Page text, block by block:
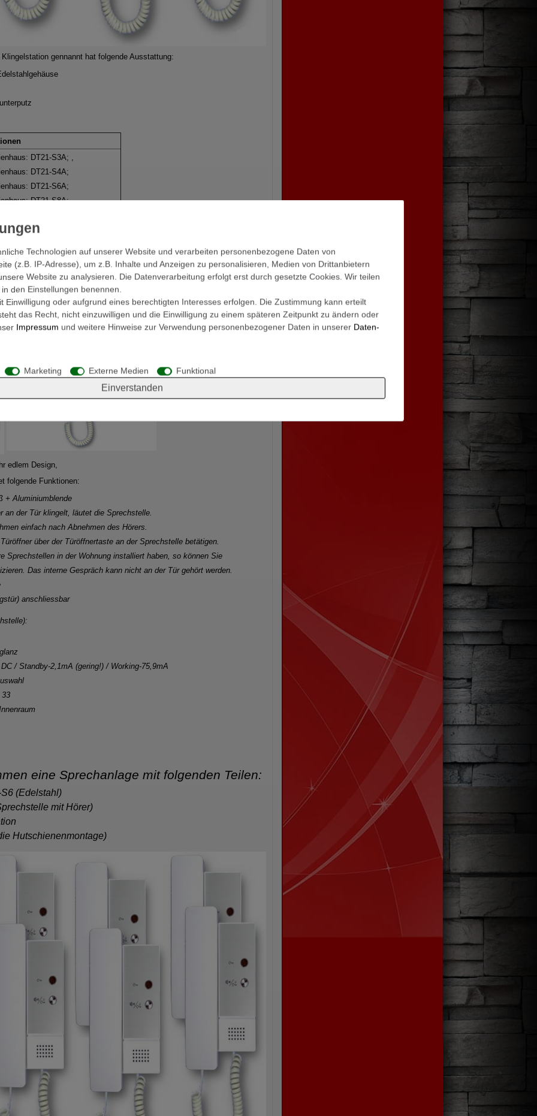
Klingelstation gennannt hat folgende Ausstattung:
DT21-S3A; ,
DT21-S4A;
DT21-S6A;
DT21-S8A;
36,8mA / Working-121,4mA
50gradC
46
edlem Design,
folgende Funktionen:
+ Aluminiumblende
an der Tür klingelt, läutet die Sprechstelle.
einfach nach Abnehmen des Hörers.
über der Türöffnertaste an der Sprechstelle betätigen.
Sprechstellen in der Wohnung installiert haben, so können Sie
Das interne Gespräch kann nicht an der Tür gehört werden.
anschliessbar
/ Standby-2,1mA (gering!) / Working-75,9mA
33
eine Sprechanlage mit folgenden Teilen:
(Edelstahl)
mit Hörer)
Hutschienenmontage)
Technologien auf unserer Website und verarbeiten personenbezogene Daten von
(z.B. IP-Adresse), um z.B. Inhalte und Anzeigen zu personalisieren, Medien von Drittanbietern
Website zu analysieren. Die Datenverarbeitung erfolgt erst durch gesetzte Cookies. Wir teilen
den Einstellungen benennen.
Einwilligung oder aufgrund eines berechtigten Interesses erfolgen. Die Zustimmung kann erteilt
das Recht, nicht einzuwilligen und die Einwilligung zu einem späteren Zeitpunkt zu ändern oder
Impressum und weitere Hinweise zur Verwendung personenbezogener Daten in unserer Daten­
Marketing Externe Medien Funktional
Einverstanden